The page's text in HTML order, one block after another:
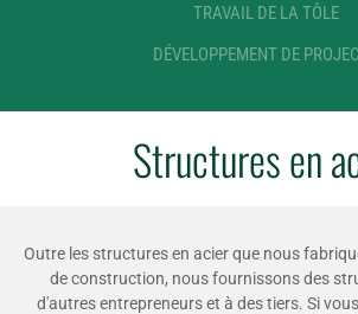
TRAVAIL DE LA TÔLE
DÉVELOPPEMENT DE
Structures en
Outre les structures en acier que nous
de construction, nous fournissons des
d'autres entrepreneurs et à des tiers. Si